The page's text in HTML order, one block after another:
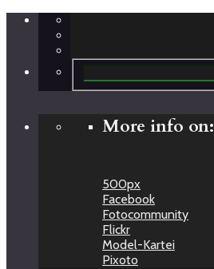
More info on:
500px
Facebook
Fotocommunity
Flickr
Model-Kartei
Pixoto